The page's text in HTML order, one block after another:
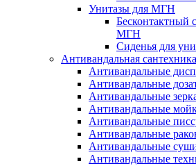
Унитазы для МГН
Бесконтактный
МГН
Сиденья для
Антивандальная сантехника
Антивандальные
Антивандальные
Антивандальные
Антивандальные
Антивандальные
Антивандальные
Антивандальные
Антивандальные